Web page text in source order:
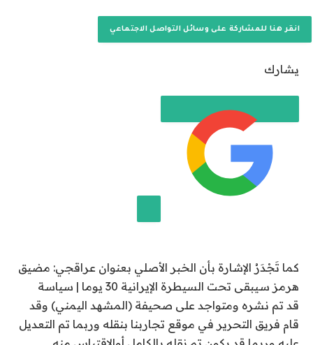
ا
ل
ر
ب
ي
و
ن
ي
انقر هنا للمشاركة على وسائل التواصل الاجتماعي
يشارك
كما تَجْدَرُ الإشارة بأن الخبر الأصلي بعنوان عراقجي: مضيق
هرمز سيبقى تحت السيطرة الإيرانية 30 يوما | سياسة
قد تم نشره ومتواجد على صحيفة (المشهد اليمني) وقد
قام فريق التحرير في موقع تجاربنا بنقله وربما تم التعديل